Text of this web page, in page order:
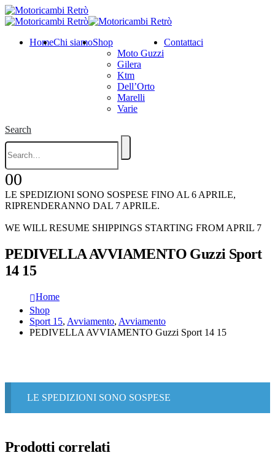
HomeChi siamoShop
Moto Guzzi
Gilera
Ktm
Dell’Orto
Marelli
Varie
Contattaci
Search
00
LE SPEDIZIONI SONO SOSPESE FINO AL 6 APRILE,
RIPRENDERANNO DAL 7 APRILE.
WE WILL RESUME SHIPPINGS STARTING FROM APRIL 7
PEDIVELLA AVVIAMENTO Guzzi Sport
14 15
Home
Shop
Sport 15, Avviamento, Avviamento
PEDIVELLA AVVIAMENTO Guzzi Sport 14 15
LE SPEDIZIONI SONO SOSPESE
Prodotti correlati